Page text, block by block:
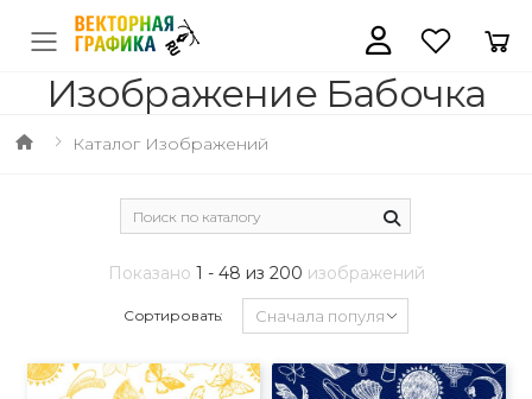
Изображение Бабочка
Каталог Изображений
Показано 1 - 48 из 200 изображений
Сортировать: